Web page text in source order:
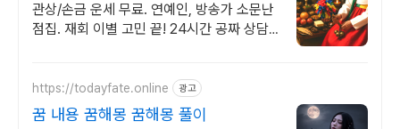
관상/손금 운세 무료. 연예인, 방송가 소문난
점집. 재회 이별 고민 끝! 24시간 공짜 상담,
https://todayfate.online 광고
꿈 내용 꿈해몽 꿈해몽 풀이